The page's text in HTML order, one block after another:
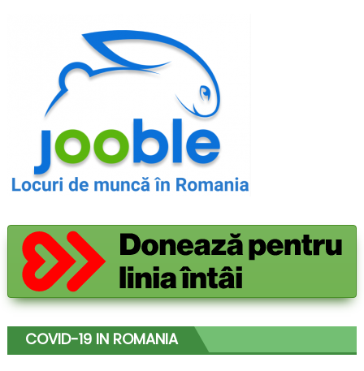
COVID-19 IN ROMANIA